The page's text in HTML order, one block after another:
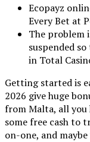
Ecopayz
Every Bet at
The problem
suspended
in Total
Getting started is
2026 give huge
from Malta, all
some free cash to
on-one, and